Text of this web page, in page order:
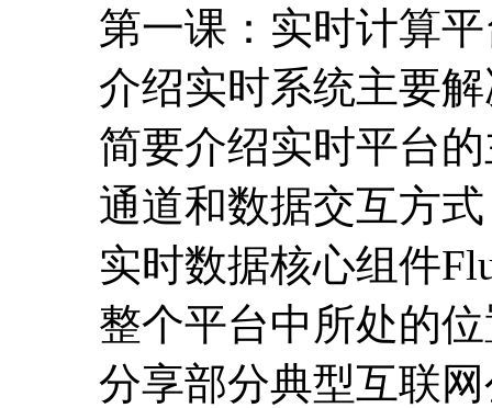
第一课：实时计算
介绍实时系统主要
简要介绍实时平台
通道和数据交互方式
实时数据核心组件
整个平台中所处的
分享部分典型互联